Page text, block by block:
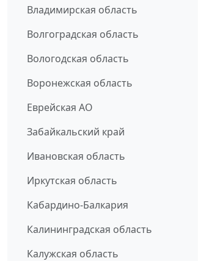
Владимирская область
Волгоградская область
Вологодская область
Воронежская область
Еврейская АО
Забайкальский край
Ивановская область
Иркутская область
Кабардино-Балкария
Калининградская область
Калужская область